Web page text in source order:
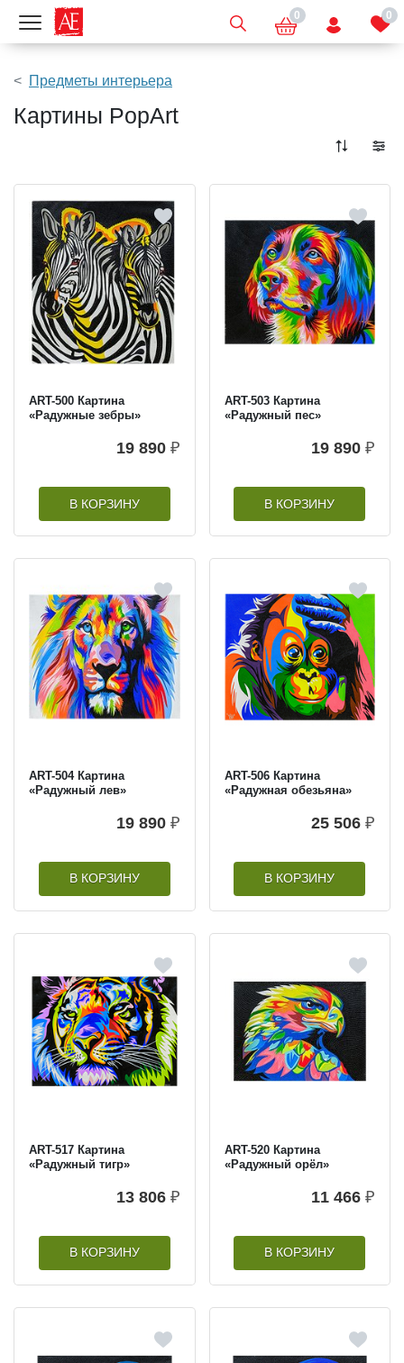
Показать меню 0 0
Предметы интерьера
Картины PopArt
ART-500 Картина
«Радужные зебры»
19 890 ₽
В КОРЗИНУ
ART-503 Картина
«Радужный пес»
19 890 ₽
В КОРЗИНУ
ART-504 Картина
«Радужный лев»
19 890 ₽
В КОРЗИНУ
ART-506 Картина
«Радужная обезьяна»
25 506 ₽
В КОРЗИНУ
ART-517 Картина
«Радужный тигр»
13 806 ₽
В КОРЗИНУ
ART-520 Картина
«Радужный орёл»
11 466 ₽
В КОРЗИНУ